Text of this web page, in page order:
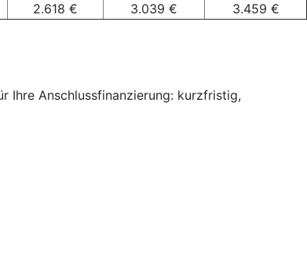
2.618 € 3.039 €
3.459 €
Ihre Anschlussfinanzierung: kurzfristig,